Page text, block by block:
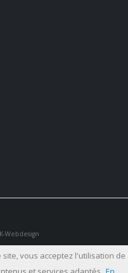
Webdesign
légales
vous acceptez l'utilisation de